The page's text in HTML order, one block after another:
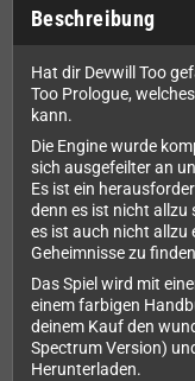
Beschreibung
Hat dir Devwill Too
Too Prologue,
kann.
Die Engine wurde
sich ausgefeilter an
Es ist ein
denn es ist nicht allzu
es ist auch nicht allzu
Geheimnisse zu
Das Spiel wird mit
einem farbigen
deinem Kauf den
Spectrum Version)
Herunterladen.